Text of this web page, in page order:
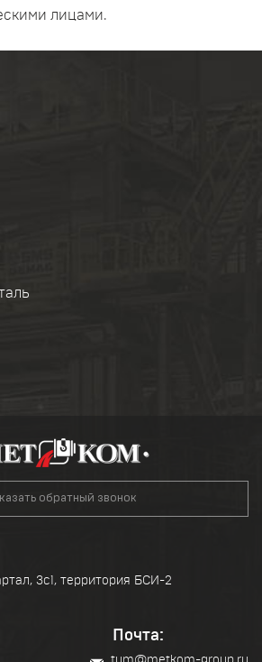
лицами.
обратный звонок
3с1, территория БСИ-2
Почта: